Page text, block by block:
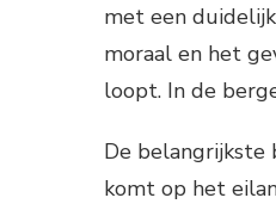
met een
moraal en het
loopt. In de
De belangrijkste
komt op het